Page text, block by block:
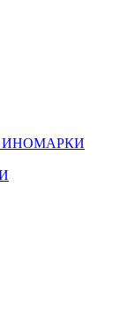
ИНОМАРКИ